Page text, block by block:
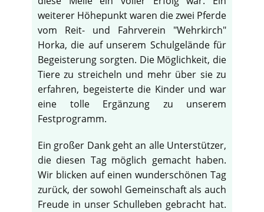
weiterer Höhepunkt waren die zwei Pferde
vom Reit- und Fahrverein "Wehrkirch"
Horka, die auf unserem Schulgelände für
Begeisterung sorgten. Die Möglichkeit, die
Tiere zu streicheln und mehr über sie zu
erfahren, begeisterte die Kinder und war
eine tolle Ergänzung zu unserem
Festprogramm.
Ein großer Dank geht an alle Unterstützer,
die diesen Tag möglich gemacht haben.
Wir blicken auf einen wunderschönen Tag
zurück, der sowohl Gemeinschaft als auch
Freude in unser Schulleben gebracht hat.